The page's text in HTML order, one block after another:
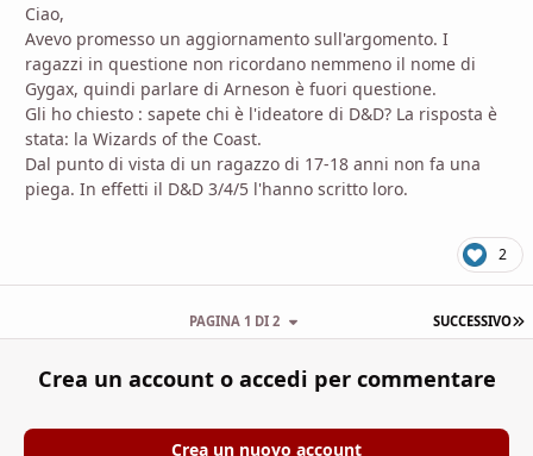
Ciao,
Avevo promesso un aggiornamento sull'argomento. I
ragazzi in questione non ricordano nemmeno il nome di
Gygax, quindi parlare di Arneson è fuori questione.
Gli ho chiesto : sapete chi è l'ideatore di D&D? La risposta è
stata: la Wizards of the Coast.
Dal punto di vista di un ragazzo di 17-18 anni non fa una
piega. In effetti il D&D 3/4/5 l'hanno scritto loro.
2
SUCCESSIVO
PAGINA 1 DI 2
Crea un account o accedi per commentare
Crea un nuovo account